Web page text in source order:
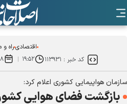
اقتصادیراه
کد خبر : ۱۱۳۹۳۱ ۱۹:۵۲
سازمان هواپیمایی کشوری اعلام کرد: